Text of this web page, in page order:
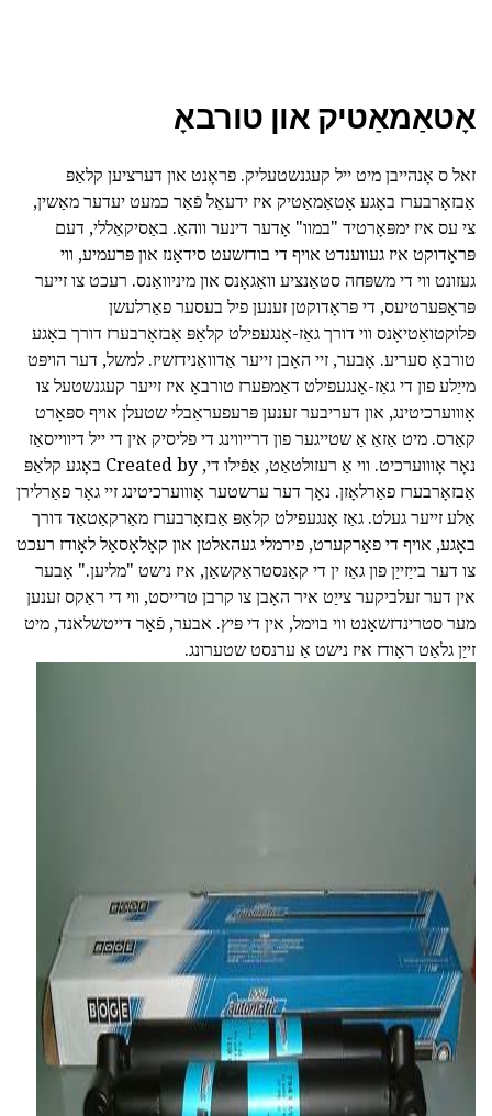
אָטאַמאַטיק און טורבאָ
זאל ס אָנהייבן מיט ייל קעגנשטעליק. פראָנט און דערציען קלאַפּ
אַבזאָרבערז באָגע אָטאַמאַטיק איז ידעאַל פֿאַר כמעט יעדער מאַשין,
צי עס איז ימפּאָרטיד "במוו" אָדער דינער ווהאַ. באַסיקאַללי, דעם
פּראָדוקט איז געווענדט אויף די בודזשעט סידאַנז און פּרעמיע, ווי
געזונט ווי די משפּחה סטאַנציע וואַגאָנס און מיניוואַנס. רעכט צו זייער
פּראָפּערטיעס, די פּראָדוקטן זענען פיל בעסער פאַרלעשן
פלוקטואַטיאָנס ווי דורך גאַז-אָנגעפילט קלאַפּ אַבזאָרבערז דורך באָגע
טורבאָ סעריע. אָבער, זיי האָבן זייער אַדוואַנידזשיז. למשל, דער הויפּט
מייַלע פון די גאַז-אָנגעפילט דאַמפּערז טורבאָ איז זייער קעגנשטעל צו
אָוווערכיטינג, און דעריבער זענען פּרעפעראַבלי שטעלן אויף ספּאָרט
קאַרס. מיט אַזאַ אַ שטייגער פון דרייווינג די פליסיק אין די ייל דיווייסאַז
נאָר אָוווערכיט. ווי אַ רעזולטאַט, אַפֿילו די, Created by באָגע קלאַפּ
אַבזאָרבערז פאַרלאָזן. נאָך דער ערשטער אָוווערכיטינג זיי גאָר פאַרלירן
אַלע זייער געלט. גאַז אָנגעפילט קלאַפּ אַבזאָרבערז מאַרקאַטאַד דורך
באָגע, אויף די פאַרקערט, פירמלי געהאלטן און קאָלאָסאַל לאָודז רעכט
צו דער בייַזייַן פון גאַז ין די קאַנסטראַקשאַן, איז נישט "מליען." אָבער
אין דער זעלביקער צייַט איר האָבן צו קרבן טרייסט, ווי די ראַקס זענען
מער סטרינדזשאַנט ווי בוימל, אין די פּיץ. אבער, פֿאַר דייטשלאנד, מיט
זייַן גלאַט ראָודז איז נישט אַ ערנסט שטערונג.